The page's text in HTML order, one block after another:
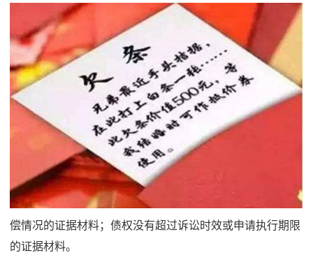
偿情况的证据材料；债权没有超过诉讼时效或申请执行期限
的证据材料。